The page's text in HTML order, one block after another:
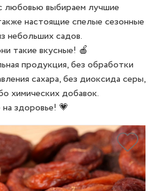
выбираем лучшие
настоящие спелые сезонные
небольших садов.
такие вкусные! 🍎
продукция, без обработки
сахара, без диоксида серы,
химических добавок.
здоровье! 💗